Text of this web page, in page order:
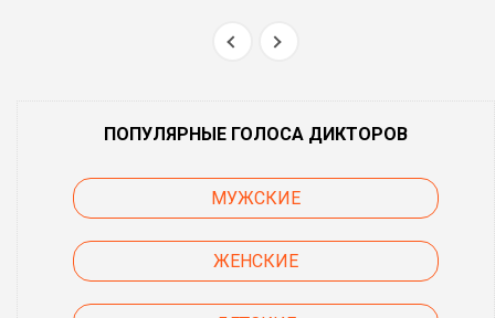
ПОПУЛЯРНЫЕ ГОЛОСА ДИКТОРОВ
МУЖСКИЕ
ЖЕНСКИЕ